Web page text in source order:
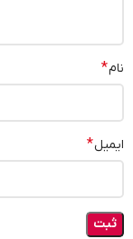
نام*
ایمیل*